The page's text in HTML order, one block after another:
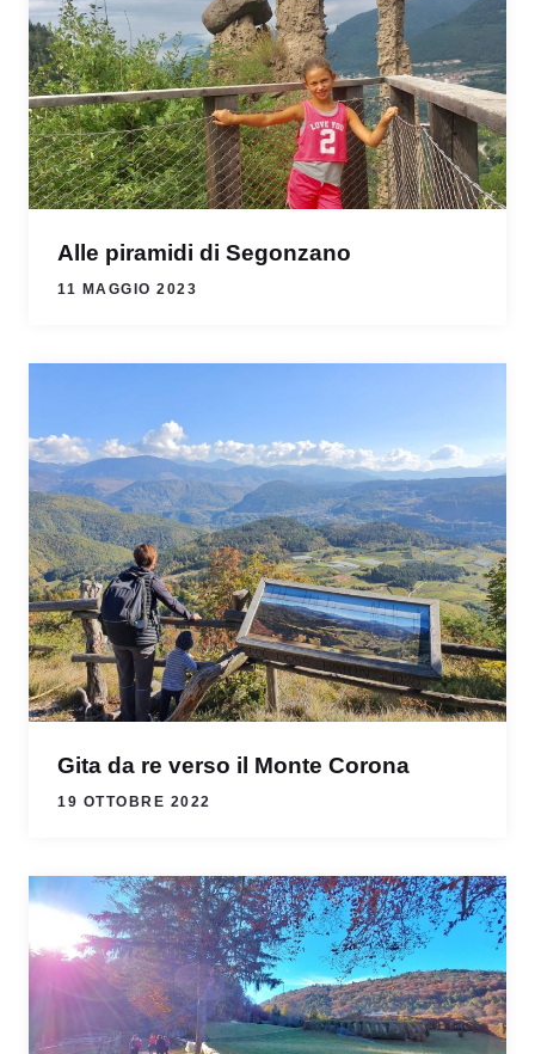
Alle piramidi di Segonzano
11 MAGGIO 2023
Gita da re verso il Monte Corona
19 OTTOBRE 2022